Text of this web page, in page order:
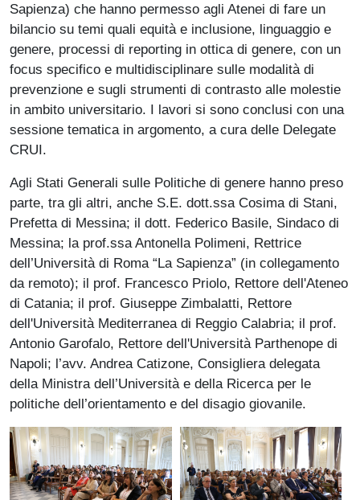
Sapienza) che hanno permesso agli Atenei di fare un
bilancio su temi quali equità e inclusione, linguaggio e
genere, processi di reporting in ottica di genere, con un
focus specifico e multidisciplinare sulle modalità di
prevenzione e sugli strumenti di contrasto alle molestie
in ambito universitario. I lavori si sono conclusi con una
sessione tematica in argomento, a cura delle Delegate
CRUI.
Agli Stati Generali sulle Politiche di genere hanno preso
parte, tra gli altri, anche S.E. dott.ssa Cosima di Stani,
Prefetta di Messina; il dott. Federico Basile, Sindaco di
Messina; la prof.ssa Antonella Polimeni, Rettrice
dell’Università di Roma “La Sapienza” (in collegamento
da remoto); il prof. Francesco Priolo, Rettore dell'Ateneo
di Catania; il prof. Giuseppe Zimbalatti, Rettore
dell'Università Mediterranea di Reggio Calabria; il prof.
Antonio Garofalo, Rettore dell'Università Parthenope di
Napoli; l’avv. Andrea Catizone, Consigliera delegata
della Ministra dell’Università e della Ricerca per le
politiche dell’orientamento e del disagio giovanile.